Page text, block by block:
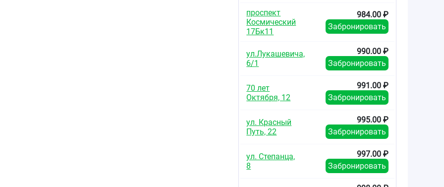
проспект
Космический
17Бк11
984.00 ₽
Забронировать
ул.Лукашевича,
6/1
990.00 ₽
Забронировать
70 лет
Октября, 12
991.00 ₽
Забронировать
ул. Красный
Путь, 22
995.00 ₽
Забронировать
ул. Степанца,
8
997.00 ₽
Забронировать